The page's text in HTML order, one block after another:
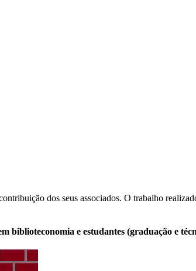
dos seus associados. O trabalho
biblioteconomia e estudantes (graduação e